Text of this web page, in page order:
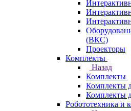
(ВКС)
Проекторы
Комплекты
Назад
Комплекты
Комплекты
Комплекты
Робототехника и